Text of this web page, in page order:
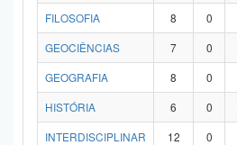
FILOSOFIA
8 0
GEOCIÊNCIAS
7 0
GEOGRAFIA
8 0
HISTÓRIA
6 0
INTERDISCIPLINAR
12 0